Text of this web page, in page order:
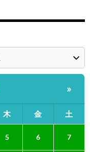
»
木 金 土
5 6 7